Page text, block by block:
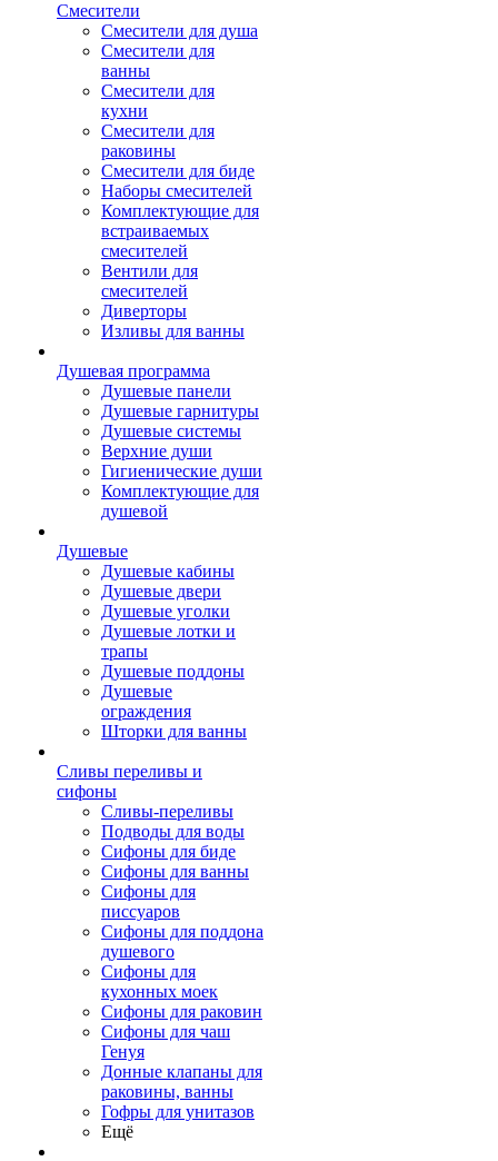
Смесители
Смесители для душа
Смесители для
ванны
Смесители для
кухни
Смесители для
раковины
Смесители для биде
Наборы смесителей
Комплектующие для
встраиваемых
смесителей
Вентили для
смесителей
Диверторы
Изливы для ванны
Душевая программа
Душевые панели
Душевые гарнитуры
Душевые системы
Верхние души
Гигиенические души
Комплектующие для
душевой
Душевые
Душевые кабины
Душевые двери
Душевые уголки
Душевые лотки и
трапы
Душевые поддоны
Душевые
ограждения
Шторки для ванны
Сливы переливы и
сифоны
Сливы-переливы
Подводы для воды
Сифоны для биде
Сифоны для ванны
Сифоны для
писсуаров
Сифоны для поддона
душевого
Сифоны для
кухонных моек
Сифоны для раковин
Сифоны для чаш
Генуя
Донные клапаны для
раковины, ванны
Гофры для унитазов
Ещё